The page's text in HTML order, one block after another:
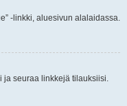
-linkki, aluesivun alalaidassa.
ja seuraa linkkejä tilauksiisi.